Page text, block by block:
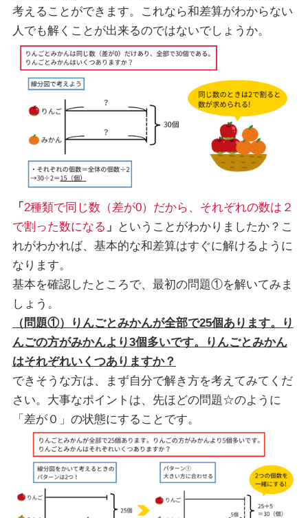
考えることができます。これなら和差算がわからない
人でも解くことが出来るのではないでしょうか。
「 2種類で同じ数（差が0）だから、それぞれの数は２
で割った数になる 」
ということがわかりましたか？こ
れがわかれば、基本的な和差算はすぐに解けるように
なります。
基本を確認したところで、最初の問題①を解いてみま
しょう。
（問題①）りんごとみかんが全部で25個あります。り
んごの方がみかんより3個多いです。りんごとみかん
はそれぞれいくつありますか？
できそうな方は、まず自分で解き方を考えてみてくだ
さい。大事なポイントは、先ほどの問題☆のように
「差が０」の状態にすることです。